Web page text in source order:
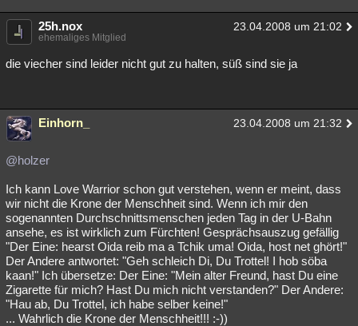
25h.nox 23.04.2008 um 21:02
ehemaliges Mitglied
die viecher sind leider nicht gut zu halten, süß sind sie ja
Einhorn_ 23.04.2008 um 21:32
@holzer
Ich kann Love Warrior schon gut verstehen, wenn er meint, dass
wir nicht die Krone der Menschheit sind. Wenn ich mir den
sogenannten Durchschnittsmenschen jeden Tag in der U-Bahn
ansehe, es ist wirklich zum Fürchten! Gesprächsauszug gefällig
"Der Eine: hearst Oida reib ma a Tchik uma! Oida, host net ghört!"
Der Andere antwortet: "Geh schleich Di, Du Trottel! I hob söba
kaan!" Ich übersetze: Der Eine: "Mein alter Freund, hast Du eine
Zigarette für mich? Hast Du mich nicht verstanden?" Der Andere:
"Hau ab, Du Trottel, ich habe selber keine!"
... Wahrlich die Krone der Menschheit!!! :-))